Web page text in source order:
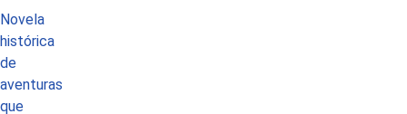
Novela
histórica
de
aventuras
que